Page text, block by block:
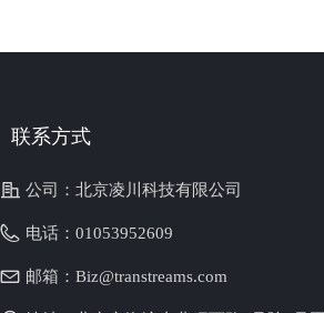
公司： 北京凌川科技有限公司
电话： 01053952609
邮箱： Biz@transtreams.com
联系方式